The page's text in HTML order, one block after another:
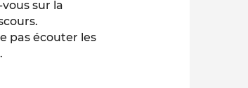
sur la
pas écouter les